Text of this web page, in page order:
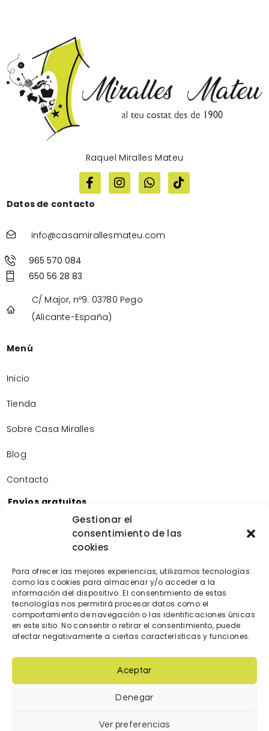
Gestionar el
consentimiento de las
cookies
Para ofrecer las mejores experiencias, utilizamos tecnologías
como las cookies para almacenar y/o acceder a la
información del dispositivo. El consentimiento de estas
tecnologías nos permitirá procesar datos como el
comportamiento de navegación o las identificaciones únicas
en este sitio. No consentir o retirar el consentimiento, puede
afectar negativamente a ciertas características y funciones.
Aceptar
Denegar
Ver preferencias
Raquel Miralles Mateu
Datos de contacto
info@casamirallesmateu.com
965 570 084
650 56 28 83
C/ Major, nº9. 03780 Pego
(Alicante-España)
Menú
Inicio
Tienda
Sobre Casa Miralles
Blog
Contacto
Envíos gratuitos
Envíos gratuitos por la compra de más de 60€.
Devoluciones gratuitas
Devoluciones gratuitas en nuestra tienda física.
Pago seguro
Tarjeta de crédito/débito.
Transferencia bancaria.
Bizum.
© 2023 Diseñada y creada porlocatec.es